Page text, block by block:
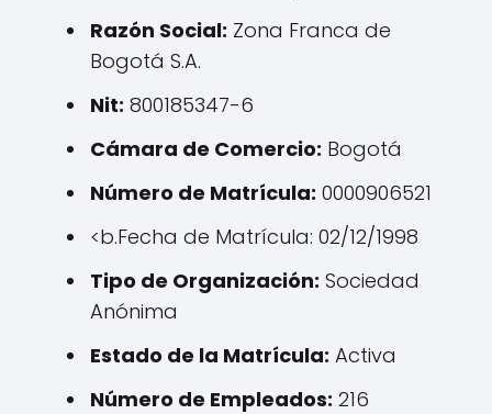
Razón Social: Zona Franca de
Bogotá S.A.
Nit: 800185347-6
Cámara de Comercio: Bogotá
Número de Matrícula: 0000906521
<b.Fecha de Matrícula: 02/12/1998
Tipo de Organización: Sociedad
Anónima
Estado de la Matrícula: Activa
Número de Empleados: 216